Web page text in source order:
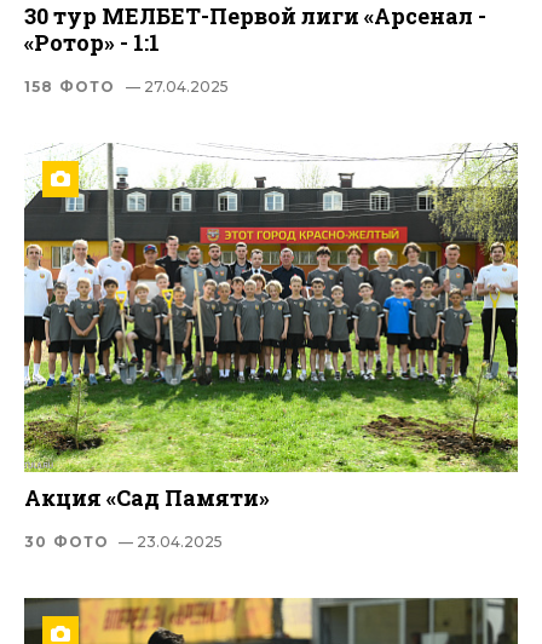
30 тур МЕЛБЕТ-Первой лиги «Арсенал -
«Ротор» - 1:1
158 ФОТО — 27.04.2025
Акция «Сад Памяти»
30 ФОТО — 23.04.2025